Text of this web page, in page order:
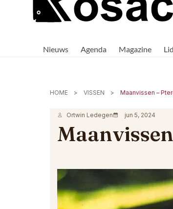
Rosaceus
passieNieuws Agenda Magazine
HOME VISSEN Maanvissen –
Ortwin Ledegen jun 5, 2024